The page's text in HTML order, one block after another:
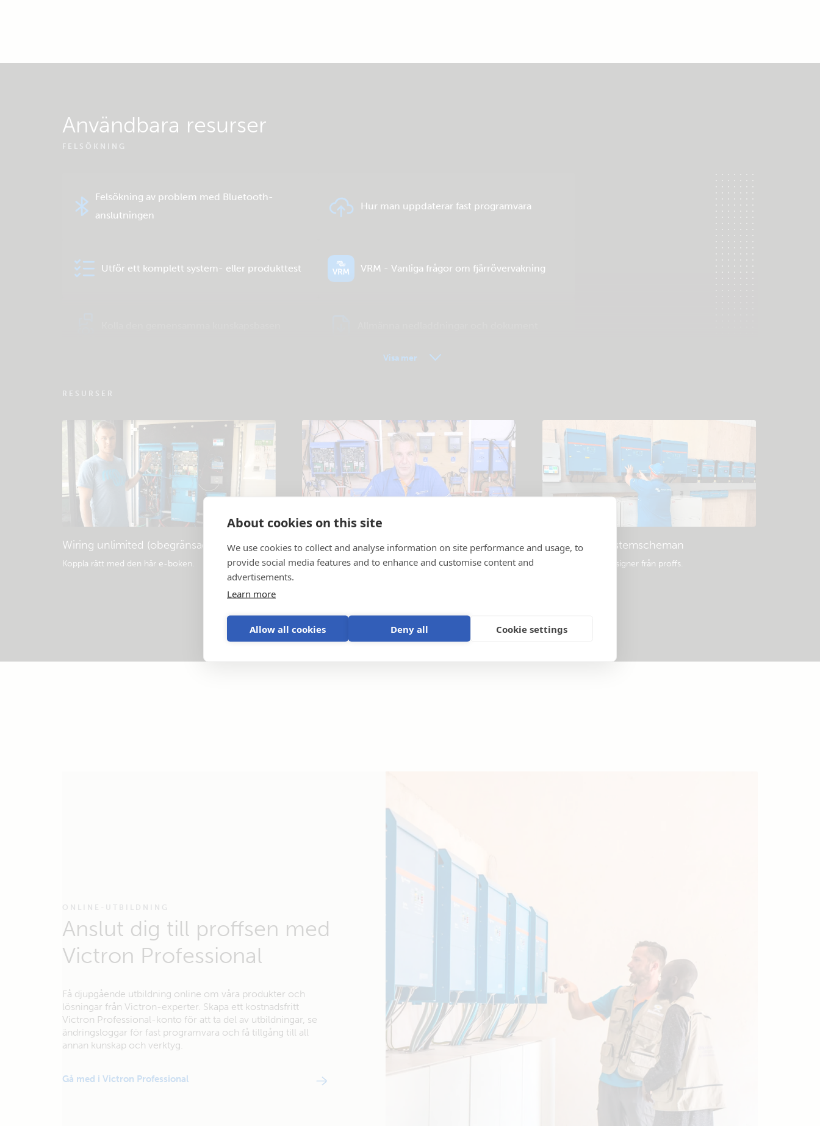
About cookies on this site
We use cookies to collect and analyse information on site performance and usage, to
provide social media features and to enhance and customise content and
advertisements.
Learn more
Allow all cookies Deny all Cookie settings
Användbara resurser
FELSÖKNING
Felsökning av problem med Bluetooth-
anslutningen
Hur man uppdaterar fast programvara
Utför ett komplett system- eller produkttest VRM - Vanliga frågor om fjärrövervakning
Visa mer
RESURSER
Wiring unlimited (obegränsad koppling)
Koppla rätt med den här e-boken.
Handledningsvideor
Förklaring av produkter och system.
Exempel på systemscheman
Populära systemdesigner från proffs.
ONLINE-UTBILDNING
Anslut dig till proffsen med
Victron Professional
Få djupgående utbildning online om våra produkter och
lösningar från Victron-experter. Skapa ett kostnadsfritt
Victron Professional-konto för att ta del av utbildningar, se
ändringsloggar för fast programvara och få tillgång till all
annan kunskap och verktyg.
Gå med i Victron Professional